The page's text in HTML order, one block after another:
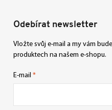
Odebírat newsletter
Vložte svůj e-mail a my vám
produktech na našem e-shopu.
E-mail